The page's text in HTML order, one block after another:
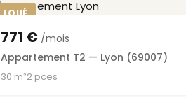
LOUÉ
771 €/mois
Appartement T2 — Lyon (69007)
30 m²2 pces